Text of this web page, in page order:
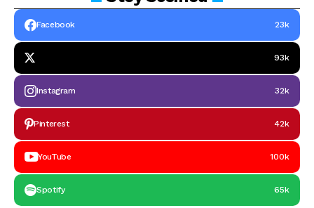
Facebook 23k
93k
Instagram 32k
Pinterest 42k
YouTube 100k
Spotify 65k